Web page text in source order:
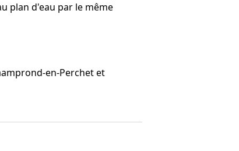
plan d'eau par le même
en-Perchet et